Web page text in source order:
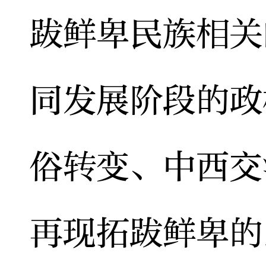
跋鲜卑民族相
同发展阶段的
俗转变、中西
再现拓跋鲜卑